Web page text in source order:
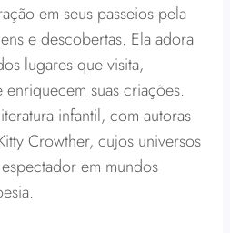
em seus passeios pela
e descobertas. Ela adora
lugares que visita,
suas criações.
infantil, com autoras
Crowther, cujos universos
em mundos